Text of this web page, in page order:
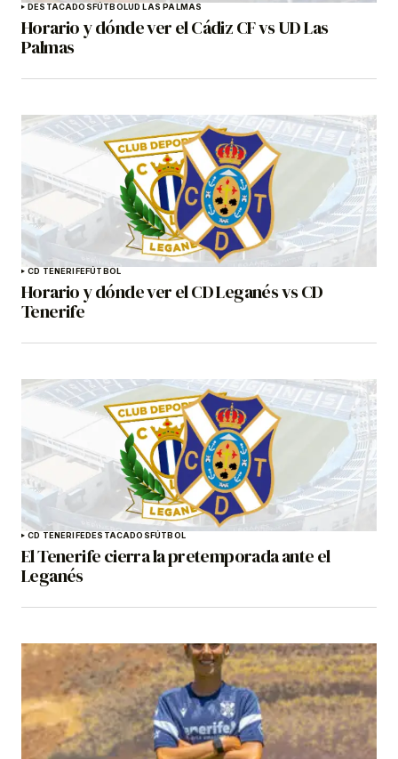
DESTACADOSFÚTBOLUD LAS PALMAS
Horario y dónde ver el Cádiz CF vs UD Las
Palmas
CD TENERIFEFÚTBOL
Horario y dónde ver el CD Leganés vs CD
Tenerife
CD TENERIFEDESTACADOSFÚTBOL
El Tenerife cierra la pretemporada ante el
Leganés